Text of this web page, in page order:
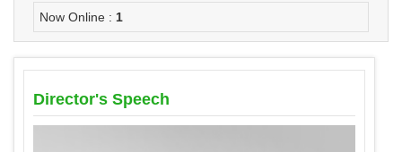
Director's Speech
Now Online : 1